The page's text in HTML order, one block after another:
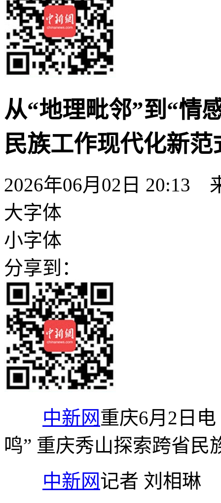
从“地理毗邻”到“情
民族工作现代化新范
2026年06月02日 20:13
大字体
小字体
分享到：
中新网重庆6月2日
鸣” 重庆秀山探索跨省民
中新网记者 刘相琳